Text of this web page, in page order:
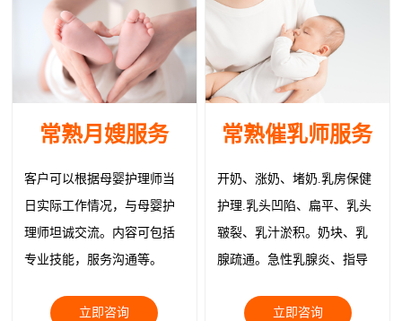
常熟月嫂服务
客户可以根据母婴护理师当
日实际工作情况，与母婴护
理师坦诚交流。内容可包括
专业技能，服务沟通等。
立即咨询
常熟催乳师服务
开奶、涨奶、堵奶.乳房保健
护理.乳头凹陷、扁平、乳头
皲裂、乳汁淤积。奶块、乳
腺疏通。急性乳腺炎、指导
腺缓解症状、追奶；乳房韧
立即咨询